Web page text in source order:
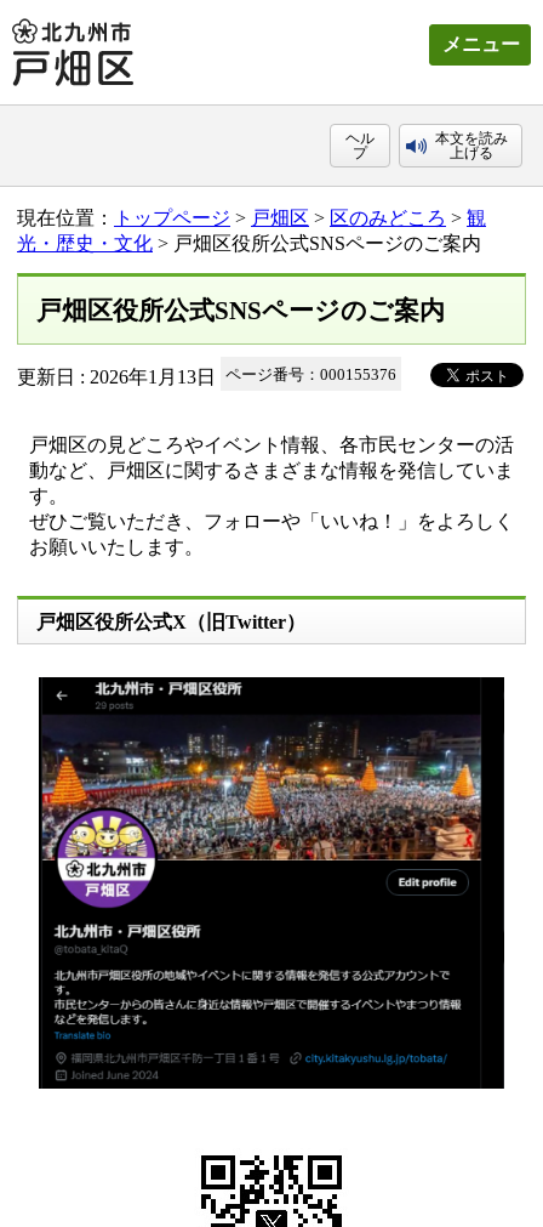
メニュー
ヘル
プ
本文を読み
上げる
現在位置： トップページ > 戸畑区 > 区のみどころ > 観
光・歴史・文化 > 戸畑区役所公式SNSページのご案内
戸畑区役所公式SNSページのご案内
更新日 : 2026年1月13日 ページ番号：000155376
戸畑区の見どころやイベント情報、各市民センターの活
動など、戸畑区に関するさまざまな情報を発信していま
す。
ぜひご覧いただき、フォローや「いいね！」をよろしく
お願いいたします。
戸畑区役所公式X（旧Twitter）